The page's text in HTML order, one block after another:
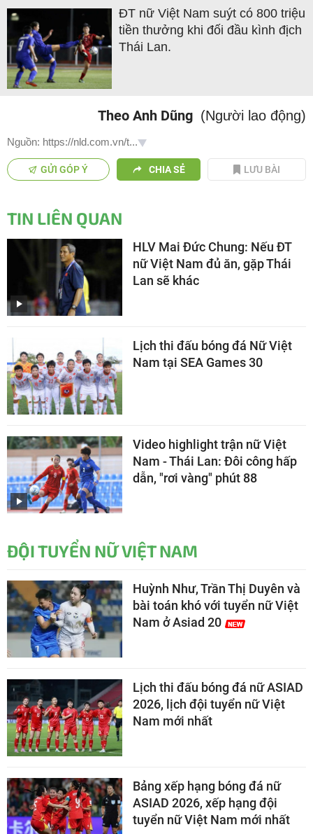
ĐT nữ Việt Nam suýt có 800 triệu
tiền thưởng khi đối đầu kình địch
Thái Lan.
Theo Anh Dũng (Người lao động)
Nguồn: https://nld.com.vn/t...
GỬI GÓP Ý CHIA SẺ LƯU BÀI
TIN LIÊN QUAN
HLV Mai Đức Chung: Nếu ĐT
nữ Việt Nam đủ ăn, gặp Thái
Lan sẽ khác
Lịch thi đấu bóng đá Nữ Việt
Nam tại SEA Games 30
Video highlight trận nữ Việt
Nam - Thái Lan: Đôi công hấp
dẫn, "rơi vàng" phút 88
ĐỘI TUYỂN NỮ VIỆT NAM
Huỳnh Như, Trần Thị Duyên và
bài toán khó với tuyển nữ Việt
Nam ở Asiad 20
Lịch thi đấu bóng đá nữ ASIAD
2026, lịch đội tuyển nữ Việt
Nam mới nhất
Bảng xếp hạng bóng đá nữ
ASIAD 2026, xếp hạng đội
tuyển nữ Việt Nam mới nhất